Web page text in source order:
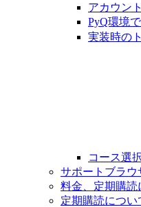
アカウン
PyQ環境
実装時の
コース選
サポートブラウ
料金、定期購読
定期購読につい